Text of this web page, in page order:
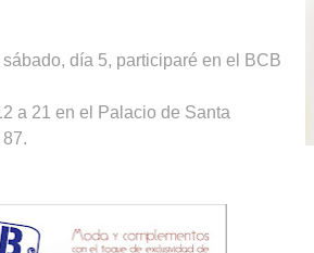
día 5, participaré en el BCB
a 21 en el Palacio de Santa